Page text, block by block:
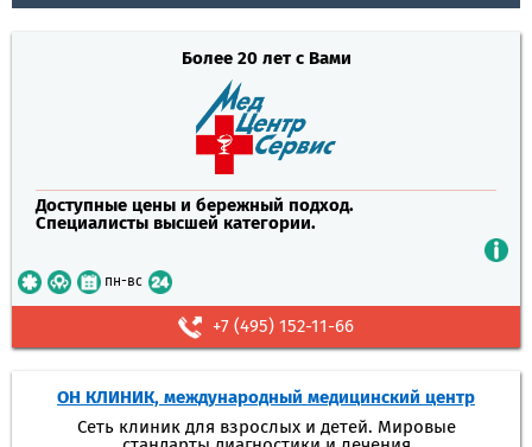
Более 20 лет с Вами
Доступные цены и бережный подход.
Специалисты высшей категории.
пн-вс
+7 (495) 152-11-66
ОН КЛИНИК, международный медицинский центр
Сеть клиник для взрослых и детей. Мировые